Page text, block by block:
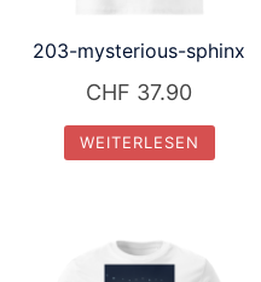
203-mysterious-sphinx
CHF 37.90
WEITERLESEN